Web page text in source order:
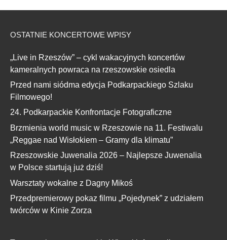
OSTATNIE KONCERTOWE WPISY
„Live in Rzeszów” – cykl wakacyjnych koncertów
kameralnych powraca na rzeszowskie osiedla
Przed nami siódma edycja Podkarpackiego Szlaku
Filmowego!
24. Podkarpackie Konfrontacje Fotograficzne
Brzmienia world music w Rzeszowie na 11. Festiwalu
„Reggae nad Wisłokiem – Gramy dla klimatu”
Rzeszowskie Juwenalia 2026 – Najlepsze Juwenalia
w Polsce startują już dziś!
Warsztaty wokalne z Dagny Mikoś
Przedpremierowy pokaz filmu „Pojedynek” z udziałem
twórców w Kinie Zorza